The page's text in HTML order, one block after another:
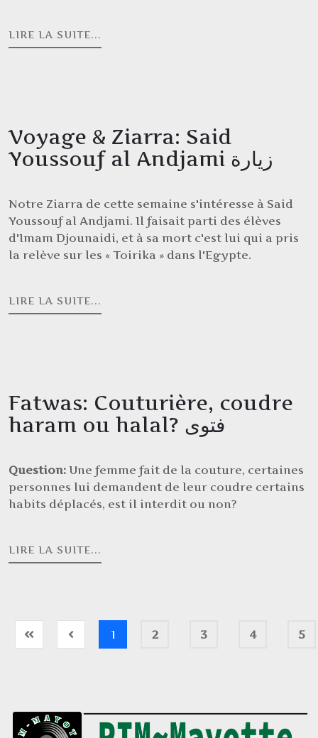
LIRE LA SUITE...
Voyage & Ziarra: Said
Youssouf al Andjami زيارة
Notre Ziarra de cette semaine s'intéresse à Said
Youssouf al Andjami. Il faisait parti des élèves
d'Imam Djounaidi, et à sa mort c'est lui qui a pris
la relève sur les « Toirika » dans l'Egypte.
LIRE LA SUITE...
Fatwas: Couturière, coudre
haram ou halal? فتوى
Question: Une femme fait de la couture, certaines
personnes lui demandent de leur coudre certains
habits déplacés, est il interdit ou non?
LIRE LA SUITE...
1 2 3 4 5